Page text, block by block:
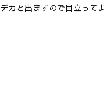
カと出ますので目立ってよ